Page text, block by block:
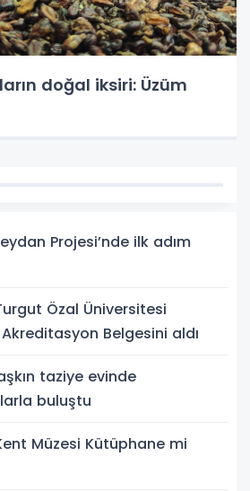
doğal iksiri: Üzüm
Projesi’nde ilk adım
Özal Üniversitesi
Belgesini aldı
taziye evinde
buluştu
Müzesi Kütüphane mi